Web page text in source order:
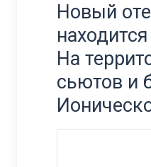
Новый
На
сьютов и